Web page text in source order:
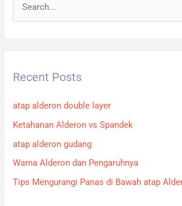
c
f
o
r
:
Recent Posts
atap alderon double layer
Ketahanan Alderon vs Spandek
atap alderon gudang
Warna Alderon dan Pengaruhnya
Tips Mengurangi Panas di Bawah atap